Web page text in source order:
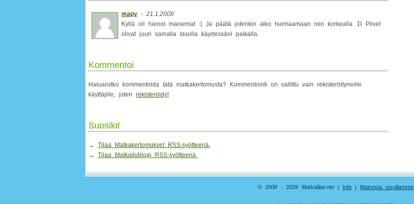
mapy - 21.1.2008
Kyllä oli hienot maisemat :) Ja päätä jotenkin alko huimaamaan niin korkealla :D Pilvet
olivat juuri samalla tasolla käydessäni paikalla.
Kommentoi
Haluaisitko kommentoida tätä matkakertomusta? Kommentointi on sallittu vain rekisteröityneille
käyttäjille, joten rekisteröidy!
Suosikit
→ Tilaa Matkakertomukset RSS-syötteenä.
→ Tilaa Matkailublogi RSS-syötteenä.
© 2008 - 2026 Matkailijat.net | Info | Mainosta sivuillamme